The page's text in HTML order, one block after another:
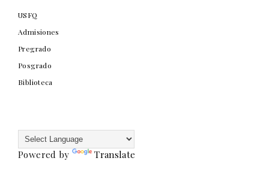
USFQ
Admisiones
Pregrado
Posgrado
Biblioteca
Powered by Translate